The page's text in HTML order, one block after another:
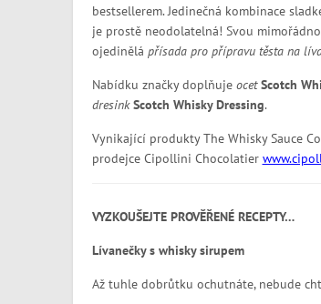
bestsellerem. Jedinečná kombinace
je prostě neodolatelná! Svou
ojedinělá přísada pro přípravu těsta na
Nabídku značky doplňuje ocetScotch
dresinkScotch Whisky Dressing.
Vynikající produkty The Whisky Sauce
prodejce Cipollini Chocolatier
VYZKOUŠEJTE PROVĚŘENÉ RECEPTY…
Lívanečky s whisky sirupem
Až tuhle dobrůtku ochutnáte, nebude